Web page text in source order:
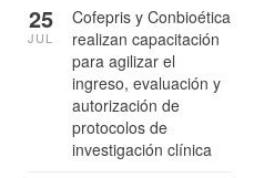
Cofepris y Conbioética
realizan capacitación
para agilizar el
ingreso, evaluación y
autorización de
protocolos de
investigación clínica
25
JUL